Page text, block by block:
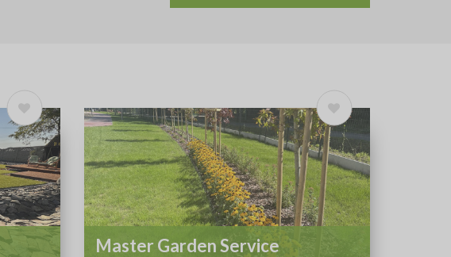
Master Garden Service